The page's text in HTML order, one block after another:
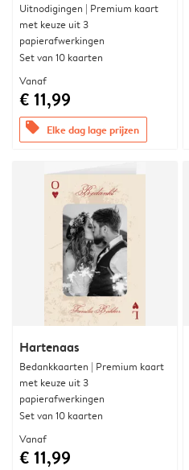
Uitnodigingen | Premium kaart
met keuze uit 3
papierafwerkingen
Set van 10 kaarten
Vanaf
€ 11,99
offers Elke dag lage prijzen
Hartenaas
Bedankkaarten | Premium kaart
met keuze uit 3
papierafwerkingen
Set van 10 kaarten
Vanaf
€ 11,99